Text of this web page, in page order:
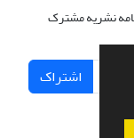
نشریه مشترک
اشتراک